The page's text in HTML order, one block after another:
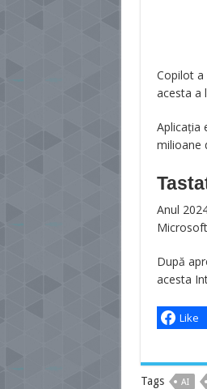
Copilot
acesta a
Aplicația
milioane
Anul
După
acesta
Like
Tags AI